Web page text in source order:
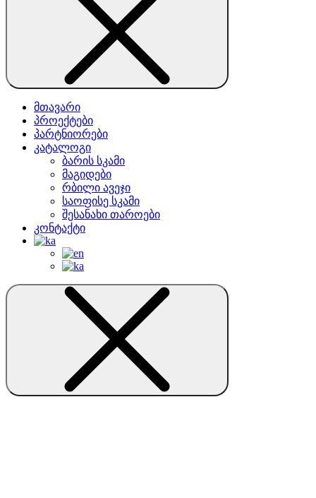
მთავარი
პროექტები
პარტნიორები
კატალოგი
ბარის სკამი
მაგიდები
რბილი ავეჯი
საოფისე სკამი
შესანახი თაროები
კონტაქტი